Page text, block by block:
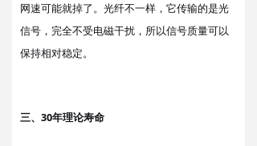
网速可能就掉了。光纤不一样，它传输的是光
信号，完全不受电磁干扰， 所以信号质量可以
保持相对稳定。
三、 30年理论寿命